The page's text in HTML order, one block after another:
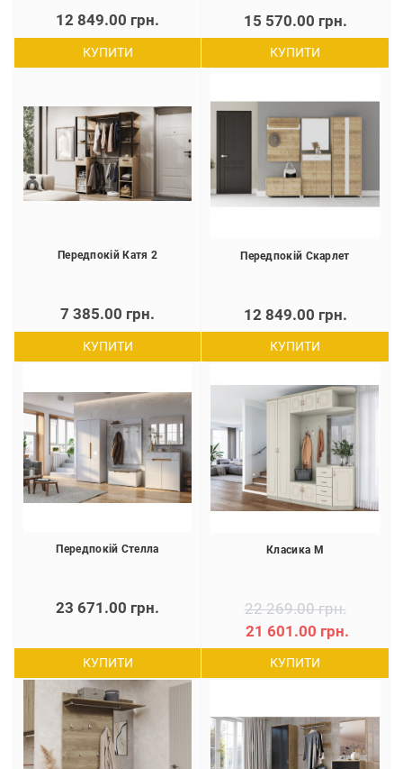
12 849.00 грн.
КУПИТИ
15 570.00 грн.
КУПИТИ
Передпокій Катя 2
7 385.00 грн.
КУПИТИ
Передпокій Скарлет
12 849.00 грн.
КУПИТИ
Передпокій Стелла
23 671.00 грн.
КУПИТИ
Класика М
22 269.00 грн.
21 601.00 грн.
КУПИТИ